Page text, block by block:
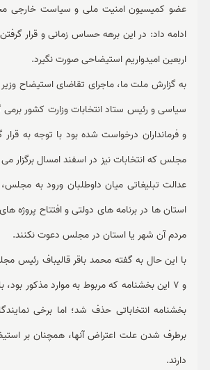
عضو کمیسیون امنیت ملی و سیاست خارجی
ادامه داد: در این برهه حساس زمانی و قرار
اربعین امیدواریم استیضاحی صورت نگیرد.
به گزارش ملت ما، ماجرای تقاضای استیضاح
سیاسی و رئیس ستاد انتخابات وزارت کشور برمی
و فرمانداران درخواست شده بود با توجه به
مجلس که انتخابات نیز در اسفند امسال برگزار
عدالت تبلیغاتی میان داوطلبان ورود به
استان ها در برنامه های دولتی و افتتاح پروژه
مردم آن شهر یا استان در مجلس دعوت نکنند.
و 7 این بخشنامه که مربوط به موارد مذکور
بخشنامه انتخاباتی حذف شد؛ اما برخی
برطرف شدن علت اعتراض آنها، همچنان بر
دارند.